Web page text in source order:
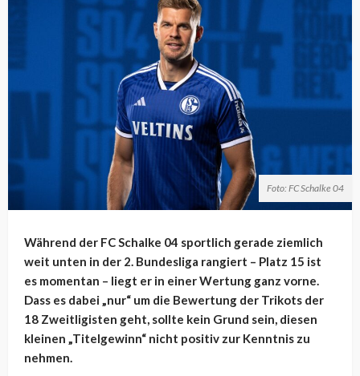
Foto: FC Schalke 04
Während der FC Schalke 04 sportlich gerade ziemlich
weit unten in der 2. Bundesliga rangiert – Platz 15 ist
es momentan – liegt er in einer Wertung ganz vorne.
Dass es dabei „nur“ um die Bewertung der Trikots der
18 Zweitligisten geht, sollte kein Grund sein, diesen
kleinen „Titelgewinn“ nicht positiv zur Kenntnis zu
nehmen.